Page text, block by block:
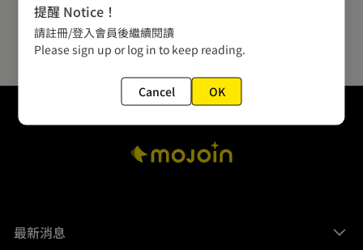
最新消息
提醒 Notice！
請註冊/登入會員後繼續閱讀
Please sign up or log in to keep reading.
Cancel OK